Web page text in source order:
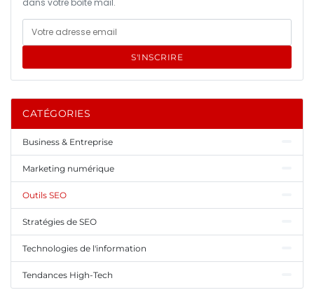
S'INSCRIRE
CATÉGORIES
Business & Entreprise
Marketing numérique
Outils SEO
Stratégies de SEO
Technologies de l'information
Tendances High-Tech